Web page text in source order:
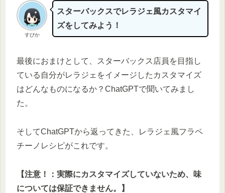
すぴか
スターバックスでレラジェ風カスタマイ
ズをしてみよう！
最後におまけとして、スターバックス店員を目指し
ている自分がレラジェをイメージしたカスタマイズ
はどんなものになるか？ChatGPTで聞いてみまし
た。
そしてChatGPTから返ってきた、レラジェ風フラペ
チーノレシピがこれです。
【注意！：実際にカスタマイズしていないため、味
については保証できません。】